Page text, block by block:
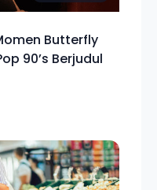
Butterfly